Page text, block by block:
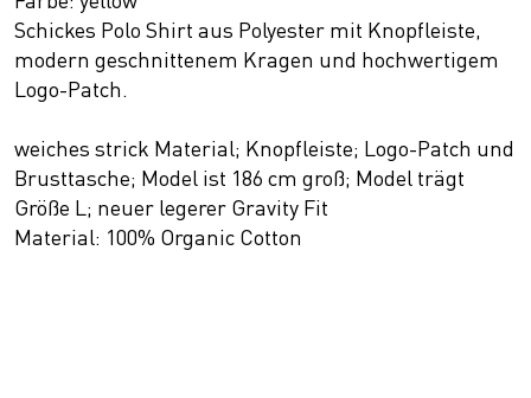
Schickes Polo Shirt aus Polyester mit Knopfleiste,
modern geschnittenem Kragen und hochwertigem
Logo-Patch.
weiches strick Material; Knopfleiste; Logo-Patch und
Brusttasche; Model ist 186 cm groß; Model trägt
Größe L; neuer legerer Gravity Fit
Material: 100% Organic Cotton